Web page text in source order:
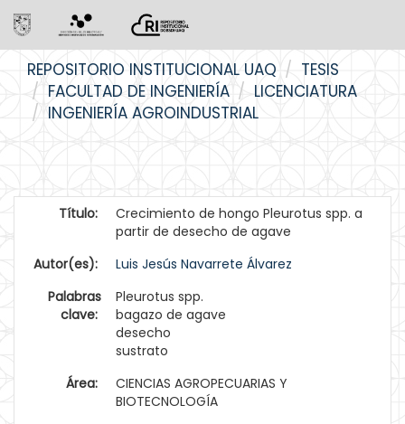
navigation
REPOSITORIO INSTITUCIONAL UAQ
TESIS
FACULTAD DE INGENIERÍA
LICENCIATURA
INGENIERÍA AGROINDUSTRIAL
Título:
Crecimiento de hongo Pleurotus spp. a
partir de desecho de agave
Autor(es):
Luis Jesús Navarrete Álvarez
Palabras
clave:
Pleurotus spp.
bagazo de agave
desecho
sustrato
Área:
CIENCIAS AGROPECUARIAS Y
BIOTECNOLOGÍA